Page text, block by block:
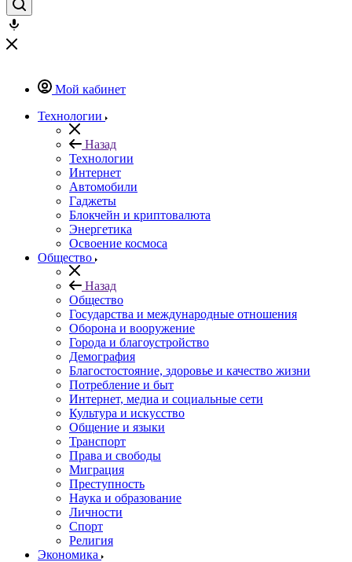
Мой кабинет
Технологии
Назад
Технологии
Интернет
Автомобили
Гаджеты
Блокчейн и криптовалюта
Энергетика
Освоение космоса
Общество
Назад
Общество
Государства и международные отношения
Оборона и вооружение
Города и благоустройство
Демография
Благостостояние, здоровье и качество жизни
Потребление и быт
Интернет, медиа и социальные сети
Культура и искусство
Общение и языки
Транспорт
Права и свободы
Миграция
Преступность
Наука и образование
Личности
Спорт
Религия
Экономика